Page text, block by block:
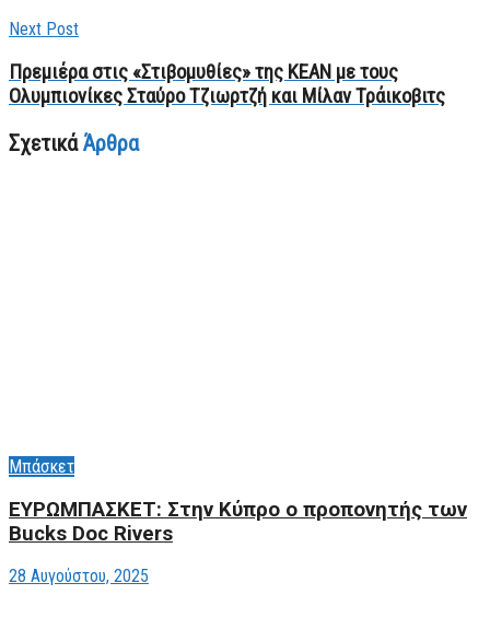
Next Post
Πρεμιέρα στις «Στιβομυθίες» της ΚΕΑΝ με τους
Ολυμπιονίκες Σταύρο Τζιωρτζή και Μίλαν Τράικοβιτς
ΣχετικάΆρθρα
Μπάσκετ
ΕΥΡΩΜΠΑΣΚΕΤ: Στην Κύπρο ο προπονητής των
Bucks Doc Rivers
28 Αυγούστου, 2025